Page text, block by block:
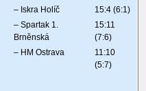
– Iskra Holíč
15:4 (6:1)
– Spartak 1.
Brněnská
15:11
(7:6)
– HM Ostrava
11:10
(5:7)